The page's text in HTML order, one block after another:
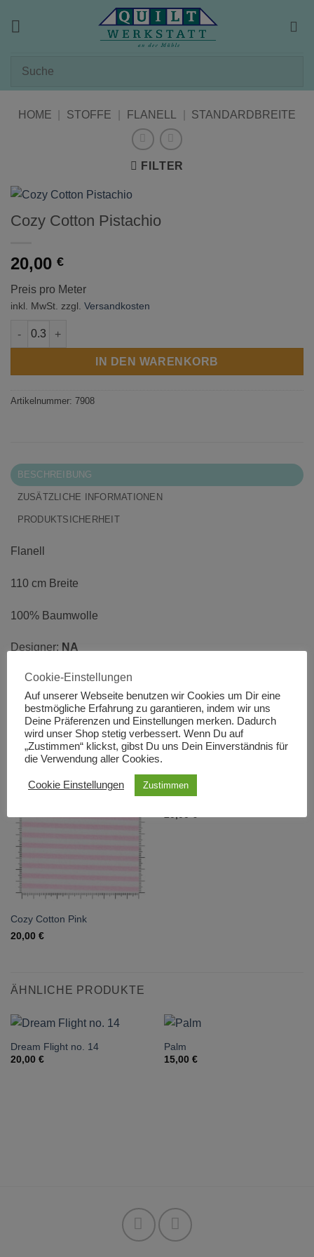
HOME STOFFE FLANELL STANDARDBREITE
FILTER
Cozy Cotton Pistachio
20,00 €
Preis pro Meter
inkl. MwSt. zzgl. Versandkosten
Cozy Cotton Pistachio Menge
IN DEN WARENKORB
Artikelnummer: 7908
BESCHREIBUNG
ZUSÄTZLICHE INFORMATIONEN
PRODUKTSICHERHEIT
Flanell
110 cm Breite
100% Baumwolle
Designer: NA
Hersteller:Robert Kaufman
DAS KÖNNTE DIR AUCH GEFALLEN …
Cozy Cotton Pink
20,00 €
Cozy Cotton Lavender
ÄHNLICHE PRODUKTE
Dream Flight no. 14
20,00 €
Palm
15,00 €
Cookie-Einstellungen
Auf unserer Webseite benutzen wir Cookies um Dir eine
bestmögliche Erfahrung zu garantieren, indem wir uns
Deine Präferenzen und Einstellungen merken. Dadurch
wird unser Shop stetig verbessert. Wenn Du auf
„Zustimmen“ klickst, gibst Du uns Dein Einverständnis für
die Verwendung aller Cookies.
Cookie Einstellungen Zustimmen